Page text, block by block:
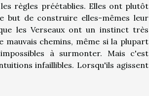
règles préétablies. Elles ont plutôt
but de construire elles-mêmes leur
les Verseaux ont un instinct très
mauvais chemins, même si la plupart
à surmonter. Mais c'est
infaillibles. Lorsqu'ils agissent